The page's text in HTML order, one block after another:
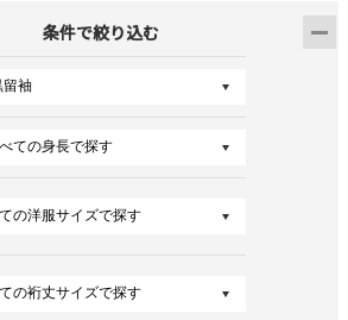
条件で絞り込む